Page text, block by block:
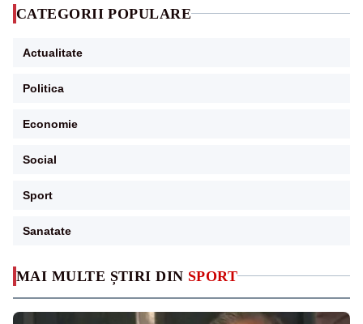
MAI MULTE ȘTIRI DIN SPORT
CATEGORII POPULARE
Actualitate
Politica
Economie
Social
Sport
Sanatate